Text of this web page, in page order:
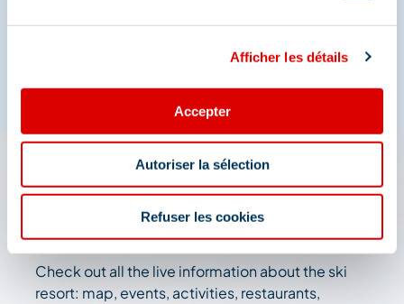
Afficher les détails
Accepter
Autoriser la sélection
Refuser les cookies
The 3 Vallées app: your
travel assistant
Check out all the live information about the ski
resort: map, events, activities, restaurants,